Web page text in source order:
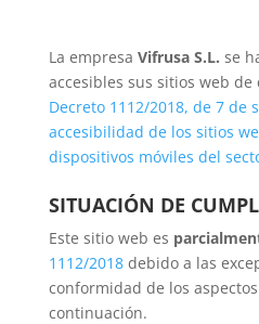
La empresa Vifrusa S.L. se
accesibles sus sitios web
Decreto 1112/2018, de 7 de
accesibilidad de los sitios
dispositivos móviles del
SITUACIÓN DE
Este sitio web es
1112/2018debido a las
conformidad de los
continuación.